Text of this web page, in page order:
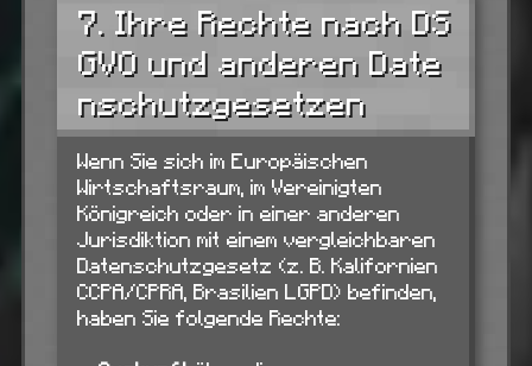
7. Ihre Rechte nach DS
GVO und anderen Date
nschutzgesetzen
Wenn Sie sich im Europäischen
Wirtschaftsraum, im Vereinigten
Königreich oder in einer anderen
Jurisdiktion mit einem vergleichbaren
Datenschutzgesetz (z. B. Kalifornien
CCPA/CPRA, Brasilien LGPD) befinden,
haben Sie folgende Rechte: